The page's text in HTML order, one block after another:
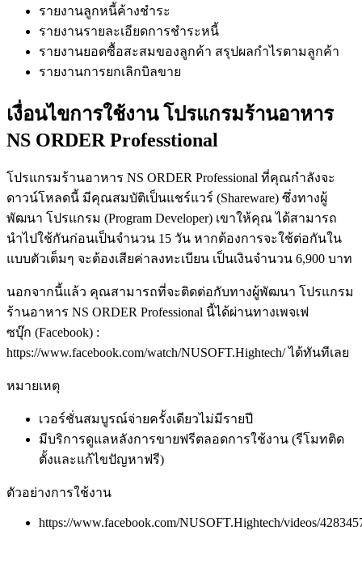
รายงานลูกหนี้ค้างชำระ
รายงานรายละเอียดการชำระหนี้
รายงานยอดซื้อสะสมของลูกค้า สรุปผลกำไรตามลูกค้า
รายงานการยกเลิกบิลขาย
เงื่อนไขการใช้งาน โปรแกรมร้านอาหาร
NS ORDER Professtional
โปรแกรมร้านอาหาร NS ORDER Professional ที่คุณกำลังจะ
ดาวน์โหลดนี้ มีคุณสมบัติเป็นแชร์แวร์ (Shareware) ซึ่งทางผู้
พัฒนา โปรแกรม (Program Developer) เขาให้คุณ ได้สามารถ
นำไปใช้กันก่อนเป็นจำนวน 15 วัน หากต้องการจะใช้ต่อกันใน
แบบตัวเต็มๆ จะต้องเสียค่าลงทะเบียน เป็นเงินจำนวน 6,900 บาท
นอกจากนี้แล้ว คุณสามารถที่จะติดต่อกับทางผู้พัฒนา โปรแกรม
ร้านอาหาร NS ORDER Professional นี้ได้ผ่านทางเพจเฟ
ซบุ๊ก (Facebook) :
https://www.facebook.com/watch/NUSOFT.Hightech/ ได้ทันทีเลย
หมายเหตุ
เวอร์ชั่นสมบูรณ์จ่ายครั้งเดียวไม่มีรายปี
มีบริการดูแลหลังการขายฟรีตลอดการใช้งาน (รีโมทติด
ตั้งและแก้ไขปัญหาฟรี)
ตัวอย่างการใช้งาน
https://www.facebook.com/NUSOFT.Hightech/videos/